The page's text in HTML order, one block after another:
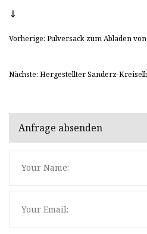
⇓
Vorherige: Pulversack zum Abladen von
Nächste: Hergestellter Sanderz-
Anfrage absenden